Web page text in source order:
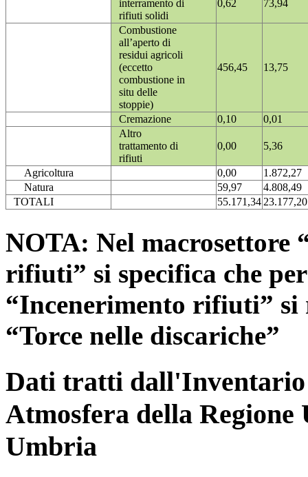
interramento di
rifiuti solidi
0,62 73,94
Combustione
all’aperto di
residui agricoli
(eccetto
combustione in
situ delle
stoppie)
456,45 13,75
Cremazione 0,10
0,01
Altro
trattamento di
rifiuti
0,00 5,36
Agricoltura 0,00
1.872,27
Natura
59,97
4.808,49
TOTALI
55.171,3423.177,20
NOTA: Nel macrosettore
rifiuti” si specifica che
“Incenerimento rifiuti”
“Torce nelle discariche”
Dati tratti dall'Inventario
Atmosfera della
Umbria